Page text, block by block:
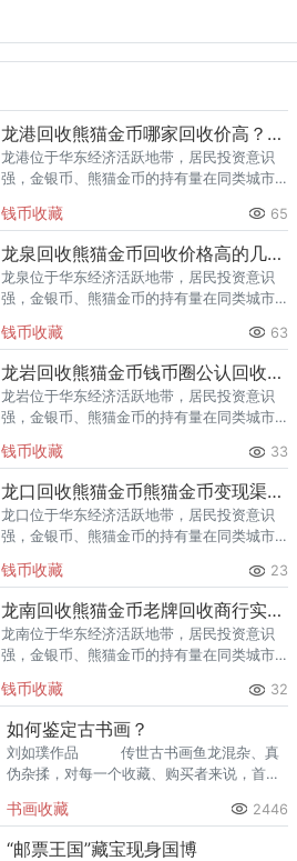
龙港回收熊猫金币哪家回收价高？本地榜单
龙港位于华东经济活跃地带，居民投资意识
强，金银币、熊猫金币的持有量在同类城市
熊猫金币的需求就明显升温，但鱼龙混杂的
回收渠道里，能精准识别版别溢
钱币收藏 65
龙泉回收熊猫金币回收价格高的几家推荐
龙泉位于华东经济活跃地带，居民投资意识
强，金银币、熊猫金币的持有量在同类城市
熊猫金币的需求就明显升温，但鱼龙混杂的
回收渠道里，能精准识别版别溢
钱币收藏 63
龙岩回收熊猫金币钱币圈公认回收渠道排行
龙岩位于华东经济活跃地带，居民投资意识
强，金银币、熊猫金币的持有量在同类城市
熊猫金币的需求就明显升温，但鱼龙混杂的
回收渠道里，能精准识别版别溢
钱币收藏 33
龙口回收熊猫金币熊猫金币变现渠道指南
龙口位于华东经济活跃地带，居民投资意识
强，金银币、熊猫金币的持有量在同类城市
熊猫金币的需求就明显升温，但鱼龙混杂的
回收渠道里，能精准识别版别溢
钱币收藏 23
龙南回收熊猫金币老牌回收商行实力盘点
龙南位于华东经济活跃地带，居民投资意识
强，金银币、熊猫金币的持有量在同类城市
熊猫金币的需求就明显升温，但鱼龙混杂的
回收渠道里，能精准识别版别溢
钱币收藏 32
如何鉴定古书画？
刘如璞作品 传世古书画鱼龙混杂、真
伪杂揉，对每一个收藏、购买者来说，首要
画鉴定的
书画收藏 2446
“邮票王国”藏宝现身国博